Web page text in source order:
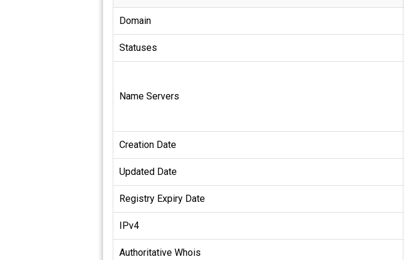
Domain
Statuses
Name Servers
Creation Date
Updated Date
Registry Expiry Date
IPv4
Authoritative Whois